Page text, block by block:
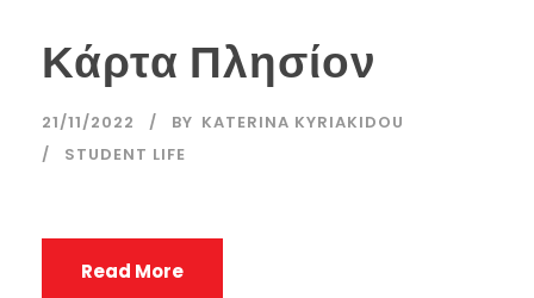
Κάρτα Πλησίον
21/11/2022 BY KATERINA KYRIAKIDOU
STUDENT LIFE
Read More